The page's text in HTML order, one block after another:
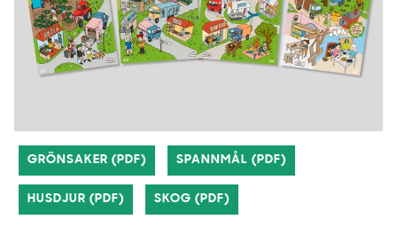
GRÖNSAKER (PDF) SPANNMÅL (PDF)
HUSDJUR (PDF) SKOG (PDF)